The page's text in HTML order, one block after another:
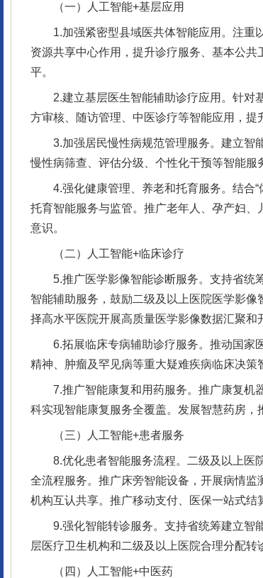
（一）人工智能+基层应用
1.加强紧密型县域医共体智能应用。注重
资源共享中心作用，提升诊疗服务、基本公
平。
2.建立基层医生智能辅助诊疗应用。针对基
方审核、随访管理、中医诊疗等智能应用，提
3.加强居民慢性病规范管理服务。建立智能
慢性病筛查、评估分级、个性化干预等智能服
4.强化健康管理、养老和托育服务。结合“
托育智能服务与监管。推广老年人、孕产妇
意识。
（二）人工智能+临床诊疗
5.推广医学影像智能诊断服务。支持省统
智能辅助服务，鼓励二级及以上医院医学影
择高水平医院开展高质量医学影像数据汇聚和
6.拓展临床专病辅助诊疗服务。推动国家医
精神、肿瘤及罕见病等重大疑难疾病临床决策
7.推广智能康复和用药服务。推广康复机器
科实现智能康复服务全覆盖。发展智慧药房，
（三）人工智能+患者服务
8.优化患者智能服务流程。二级及以上医
全流程服务。推广床旁智能设备，开展病情
机构互认共享。推广移动支付、医保一站式结
9.强化智能转诊服务。支持省统筹建立智能
层医疗卫生机构和二级及以上医院合理分配转
（四）人工智能+中医药